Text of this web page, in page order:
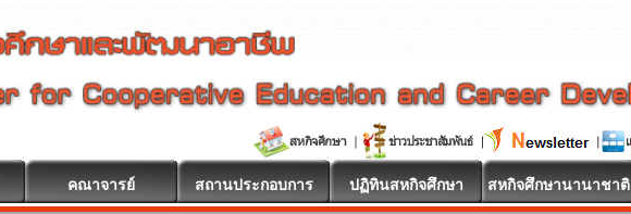
คณาจารย์ สถานประกอบการ ปฏิทินสหกิจศึกษา สหกิจศึกษานานาชาติ